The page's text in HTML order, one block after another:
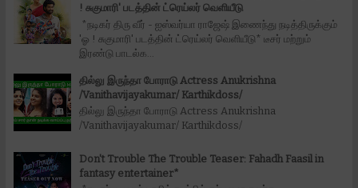
! சுகுமாரி' படத்தின் ட்ரெய்லர் வெளியீடு
*நடிகர் திரு வீர் - ஐஸ்வர்யா ராஜேஷ் இணைந்து நடித்திருக்கும்
'ஓ ! சுகுமாரி' படத்தின் ட்ரெய்லர் வெளியீடு* டீசர் மற்றும்
இரண்டு பாடல்க...
தில்லு இருந்தா போராடு Actress Anukrishna
/Vanithavijayakumar/ Karthikdoss/
தில்லு இருந்தா போராடு Actress Anukrishna
/Vanithavijayakumar/ Karthikdoss/
Don't Trouble The Trouble Teaser: Fahadh Faasil in
fantasy entertainer*